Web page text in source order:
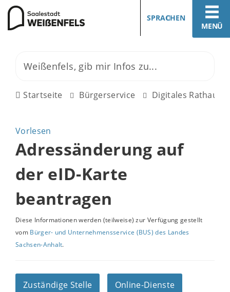
MENÜ
SPRACHEN
Startseite Bürgerservice Digitales Rathaus
Vorlesen
Adressänderung auf
der eID-Karte
beantragen
Diese Informationen werden (teilweise) zur Verfügung gestellt
vom Bürger- und Unternehmensservice (BUS) des Landes
Sachsen-Anhalt.
Zuständige Stelle
Online-Dienste